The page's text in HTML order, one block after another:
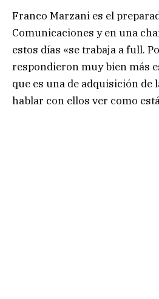
Franco Marzani es el
Comunicaciones y en una
estos días «se trabaja a full.
respondieron muy bien más
que es una de adquisición de
hablar con ellos ver como